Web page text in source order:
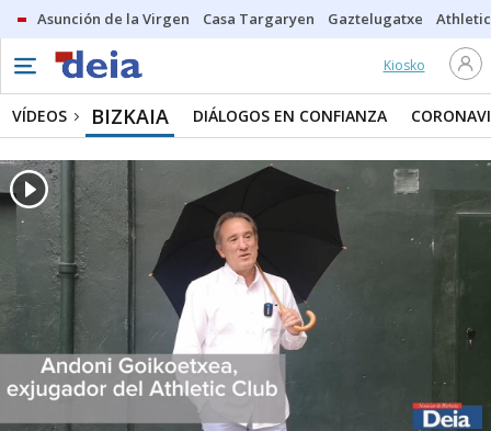
Asunción de la Virgen Casa Targaryen Gaztelugatxe Athletic
Kiosko
VÍDEOS BIZKAIA DIÁLOGOS EN CONFIANZA